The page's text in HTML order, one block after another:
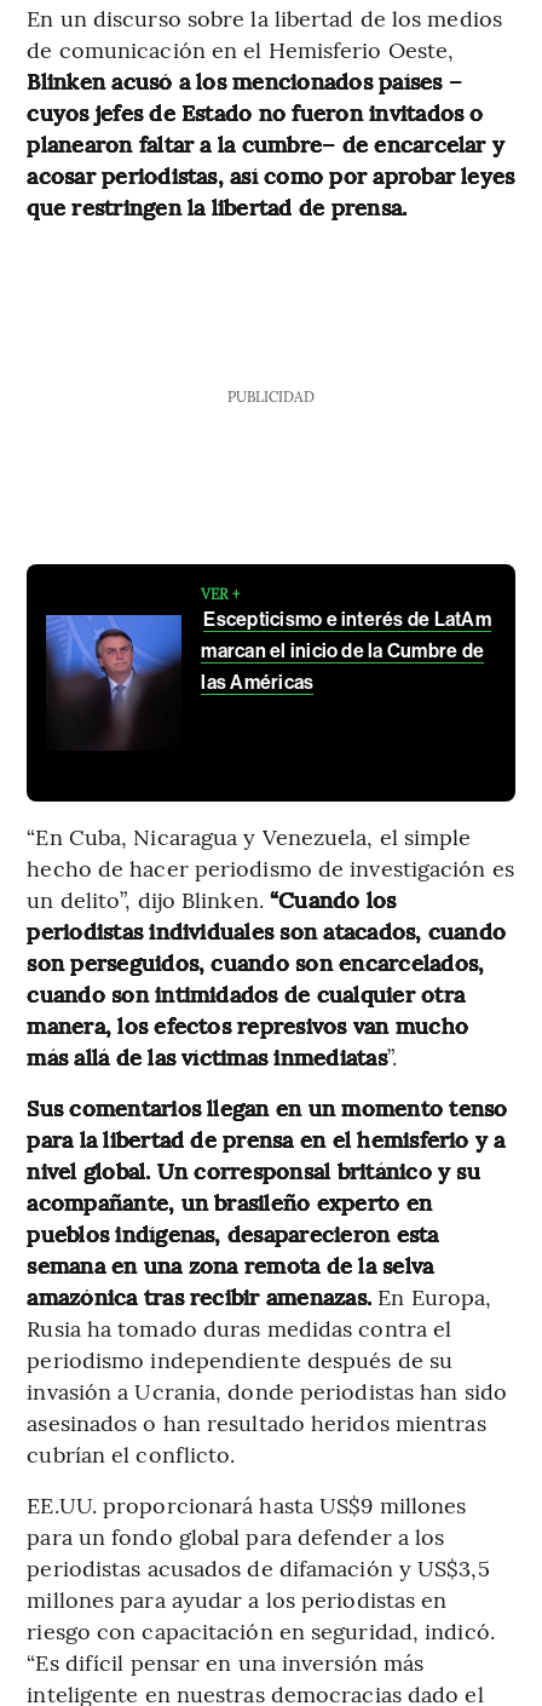
En un discurso sobre la libertad de los medios
de comunicación en el Hemisferio Oeste,
Blinken acusó a los mencionados países –
cuyos jefes de Estado no fueron invitados o
planearon faltar a la cumbre– de encarcelar y
acosar periodistas, así como por aprobar leyes
que restringen la libertad de prensa.
PUBLICIDAD
VER +
Escepticismo e interés de LatAm
marcan el inicio de la Cumbre de
las Américas
“En Cuba, Nicaragua y Venezuela, el simple
hecho de hacer periodismo de investigación es
un delito”, dijo Blinken. “Cuando los
periodistas individuales son atacados, cuando
son perseguidos, cuando son encarcelados,
cuando son intimidados de cualquier otra
manera, los efectos represivos van mucho
más allá de las víctimas inmediatas”.
Sus comentarios llegan en un momento tenso
para la libertad de prensa en el hemisferio y a
nivel global. Un corresponsal británico y su
acompañante, un brasileño experto en
pueblos indígenas, desaparecieron esta
semana en una zona remota de la selva
amazónica tras recibir amenazas. En Europa,
Rusia ha tomado duras medidas contra el
periodismo independiente después de su
invasión a Ucrania, donde periodistas han sido
asesinados o han resultado heridos mientras
cubrían el conflicto.
EE.UU. proporcionará hasta US$9 millones
para un fondo global para defender a los
periodistas acusados de difamación y US$3,5
millones para ayudar a los periodistas en
riesgo con capacitación en seguridad, indicó.
“Es difícil pensar en una inversión más
inteligente en nuestras democracias dado el